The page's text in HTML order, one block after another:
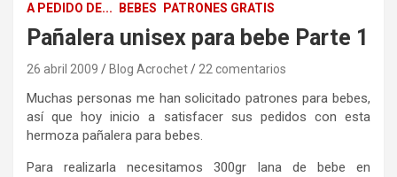
A PEDIDO DE... BEBES PATRONES GRATIS
Pañalera unisex para bebe Parte 1
26 abril 2009 Blog Acrochet 22 comentarios
Muchas personas me han solicitado patrones para bebes,
así que hoy inicio a satisfacer sus pedidos con esta
hermoza pañalera para bebes.
Para realizarla necesitamos 300gr lana de bebe en